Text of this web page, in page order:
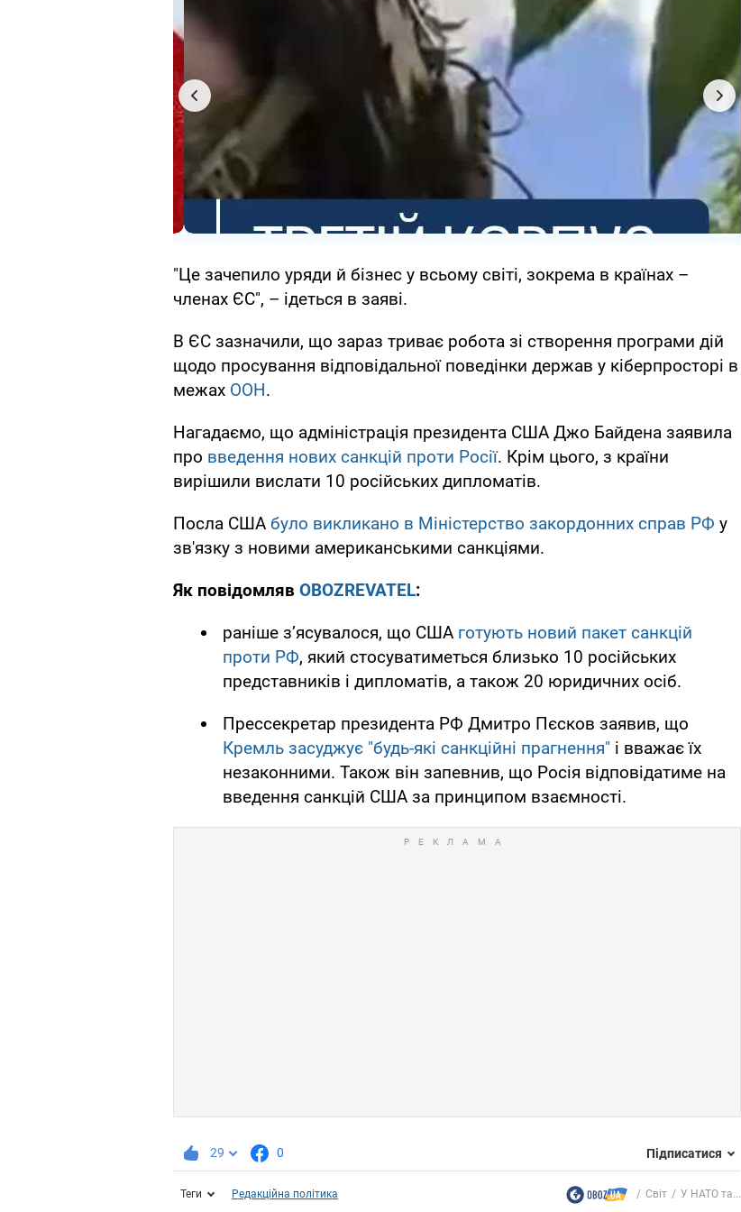
"Це зачепило уряди й бізнес у всьому світі, зокрема в країнах –
членах ЄС", – ідеться в заяві.
В ЄС зазначили, що зараз триває робота зі створення програми дій
щодо просування відповідальної поведінки держав у кіберпросторі в
межах ООН.
Нагадаємо, що адміністрація президента США Джо Байдена заявила
про введення нових санкцій проти Росії. Крім цього, з країни
вирішили вислати 10 російських дипломатів.
Посла США було викликано в Міністерство закордонних справ РФ у
зв'язку з новими американськими санкціями.
Як повідомляв OBOZREVATEL:
раніше з’ясувалося, що США готують новий пакет санкцій
проти РФ, який стосуватиметься близько 10 російських
представників і дипломатів, а також 20 юридичних осіб.
Прессекретар президента РФ Дмитро Пєсков заявив, що
Кремль засуджує "будь-які санкційні прагнення" і вважає їх
незаконними. Також він запевнив, що Росія відповідатиме на
введення санкцій США за принципом взаємності.
29 0 Підписатися
Теги Редакційна політика Світ У НАТО та...